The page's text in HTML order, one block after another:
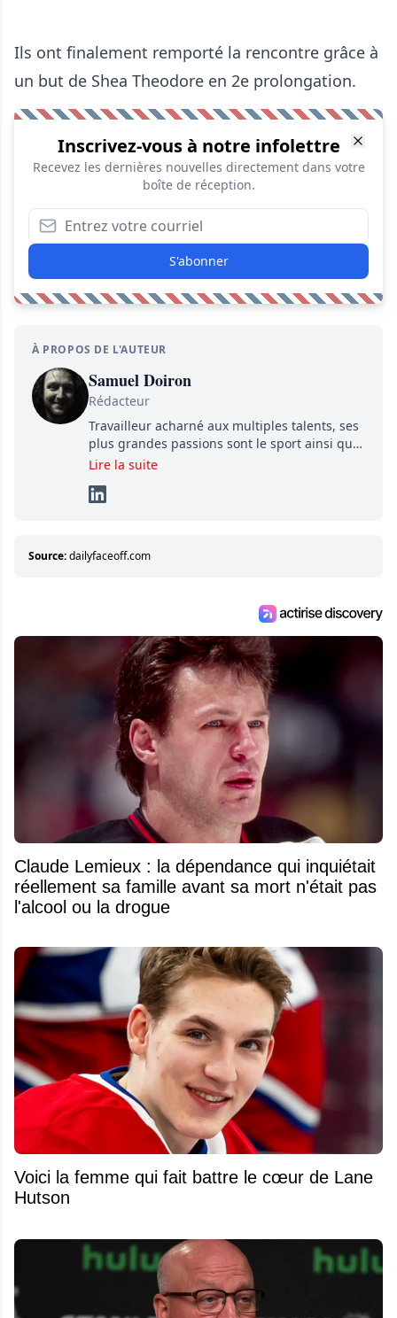
Ils ont finalement remporté la rencontre grâce à
un but de Shea Theodore en 2e prolongation.
Inscrivez-vous à notre infolettre
Recevez les dernières nouvelles directement dans votre
boîte de réception.
S'abonner
À PROPOS DE L'AUTEUR
Samuel Doiron
Rédacteur
Travailleur acharné aux multiples talents, ses
plus grandes passions sont le sport ainsi que
le showbizz de la belle province et ailleurs. Il
détermination pour parvenir à se démarquer.
Lire la suite
Source:dailyfaceoff.com
Claude Lemieux : la dépendance qui inquiétait
réellement sa famille avant sa mort n'était pas
l'alcool ou la drogue
Voici la femme qui fait battre le cœur de Lane
Hutson